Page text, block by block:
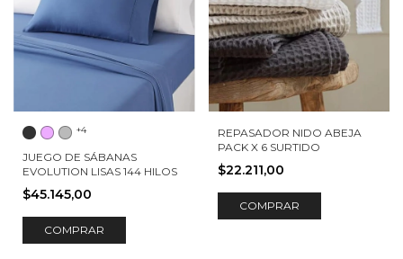
+4
JUEGO DE SÁBANAS
EVOLUTION LISAS 144 HILOS
$45.145,00
COMPRAR
REPASADOR NIDO ABEJA
PACK X 6 SURTIDO
$22.211,00